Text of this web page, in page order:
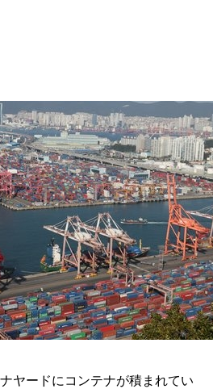
ヤードにコンテナが積まれてい